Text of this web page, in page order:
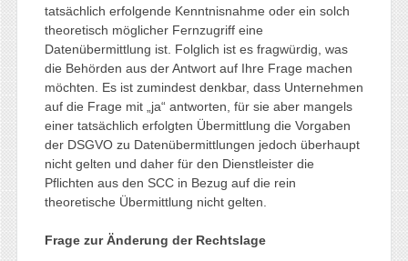
tatsächlich erfolgende Kenntnisnahme oder ein solch
theoretisch möglicher Fernzugriff eine
Datenübermittlung ist. Folglich ist es fragwürdig, was
die Behörden aus der Antwort auf Ihre Frage machen
möchten. Es ist zumindest denkbar, dass Unternehmen
auf die Frage mit „ja“ antworten, für sie aber mangels
einer tatsächlich erfolgten Übermittlung die Vorgaben
der DSGVO zu Datenübermittlungen jedoch überhaupt
nicht gelten und daher für den Dienstleister die
Pflichten aus den SCC in Bezug auf die rein
theoretische Übermittlung nicht gelten.
Frage zur Änderung der Rechtslage